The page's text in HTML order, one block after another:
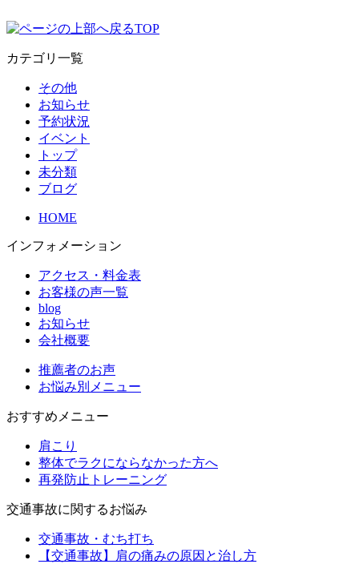
TOP
カテゴリ一覧
その他
お知らせ
予約状況
イベント
トップ
未分類
ブログ
HOME
インフォメーション
アクセス・料金表
お客様の声一覧
blog
お知らせ
会社概要
推薦者のお声
お悩み別メニュー
おすすめメニュー
肩こり
整体でラクにならなかった方へ
再発防止トレーニング
交通事故に関するお悩み
交通事故・むち打ち
【交通事故】肩の痛みの原因と治し方